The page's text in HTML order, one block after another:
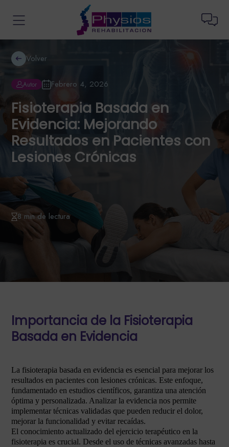
Volver
Autor Febrero 4, 2026
Fisioterapia Basada en
Evidencia: Mejorando
Resultados en Pacientes con
Lesiones Crónicas
8 min de lectura
Importancia de la Fisioterapia
Basada en Evidencia
La fisioterapia basada en evidencia es esencial para mejorar los
resultados en pacientes con lesiones crónicas. Este enfoque,
fundamentado en estudios científicos, garantiza una atención
óptima y personalizada. Analizar la evidencia nos permite
implementar técnicas validadas que pueden reducir el dolor,
mejorar la funcionalidad y evitar recaídas.
El conocimiento actualizado del ejercicio terapéutico en la
fisioterapia es crucial. Desde el uso de técnicas avanzadas hasta